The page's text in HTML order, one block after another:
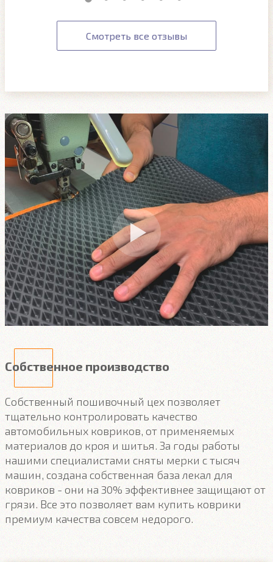
Смотреть все отзывы
Собственное производство
Собственный пошивочный цех позволяет
тщательно контролировать качество
автомобильных ковриков, от применяемых
материалов до кроя и шитья. За годы работы
нашими специалистами сняты мерки с тысяч
машин, создана собственная база лекал для
ковриков - они на 30% эффективнее защищают от
грязи. Все это позволяет вам купить коврики
премиум качества совсем недорого.